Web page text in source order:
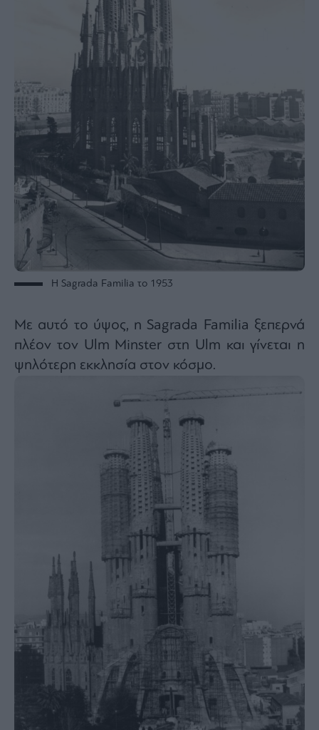
Η Sagrada Familia το 1953
Με αυτό το ύψος, η Sagrada Familia ξεπερνά
πλέον τον Ulm Minster στη Ulm και γίνεται η
ψηλότερη εκκλησία στον κόσμο.